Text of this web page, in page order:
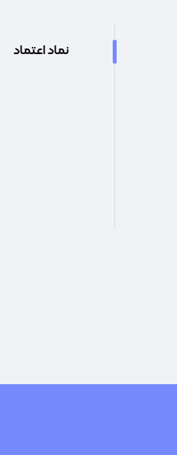
نماد اعتماد